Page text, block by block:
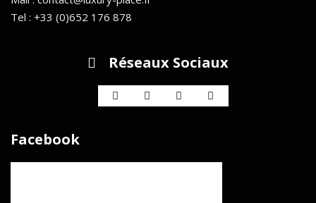
Tel : +33 (0)652 176 878
Réseaux Sociaux
Facebook